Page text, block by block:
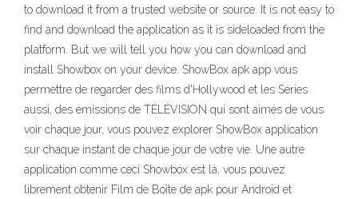
to download it from a trusted website or source. It is not easy to
find and download the application as it is sideloaded from the
platform. But we will tell you how you can download and
install Showbox on your device. ShowBox apk app vous
permettre de regarder des films d'Hollywood et les Séries
aussi, des émissions de TÉLÉVISION qui sont aimés de vous
voir chaque jour, vous pouvez explorer ShowBox application
sur chaque instant de chaque jour de votre vie. Une autre
application comme ceci Showbox est là, vous pouvez
librement obtenir Film de Boîte de apk pour Android et